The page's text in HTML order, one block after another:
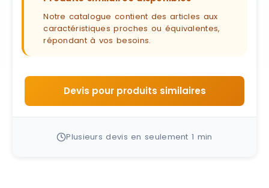
Notre catalogue contient des articles aux
caractéristiques proches ou équivalentes,
répondant à vos besoins.
Devis pour produits similaires
Plusieurs devis en seulement 1 min